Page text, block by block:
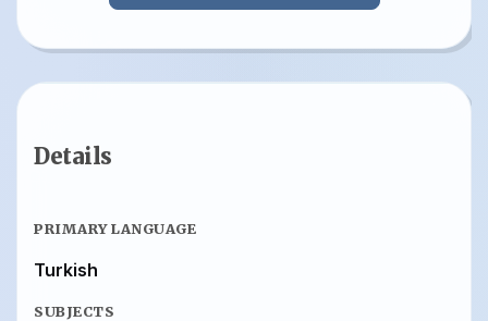
Details
PRIMARY LANGUAGE
Turkish
SUBJECTS